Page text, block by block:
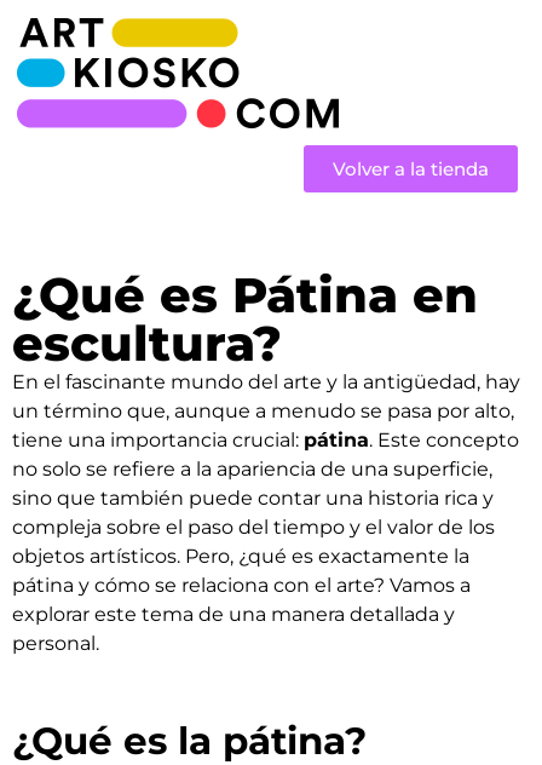
Volver a la tienda
¿Qué es Pátina en
escultura?
En el fascinante mundo del arte y la antigüedad, hay
un término que, aunque a menudo se pasa por alto,
tiene una importancia crucial: pátina. Este concepto
no solo se refiere a la apariencia de una superficie,
sino que también puede contar una historia rica y
compleja sobre el paso del tiempo y el valor de los
objetos artísticos. Pero, ¿qué es exactamente la
pátina y cómo se relaciona con el arte? Vamos a
explorar este tema de una manera detallada y
personal.
¿Qué es la pátina?